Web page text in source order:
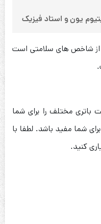
یون و استاد فیزیک
از شاخص های سلامتی است
باتری‌ مختلف را برای شما
شما مفید باشد. لطفا با
کنید.